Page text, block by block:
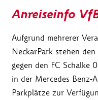
Anreiseinfo
Aufgrund mehrerer
NeckarPark stehen
gegen den FC Schalke
in der Mercedes Benz-
Parkplätze zur